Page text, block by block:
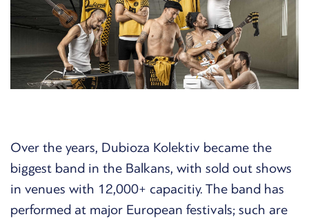
Over the years, Dubioza Kolektiv became the
biggest band in the Balkans, with sold out shows
in venues with 12,000+ capacitiy. The band has
performed at major European festivals; such are